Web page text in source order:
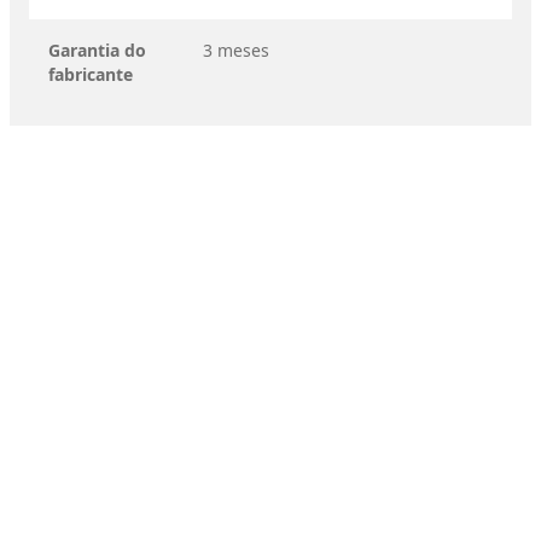
Garantia do
fabricante
3 meses